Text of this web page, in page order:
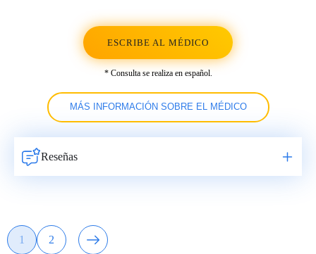
ESCRIBE AL MÉDICO
* Consulta se realiza en español.
MÁS INFORMACIÓN SOBRE EL MÉDICO
Reseñas
Навигация
Page
1
Page
2